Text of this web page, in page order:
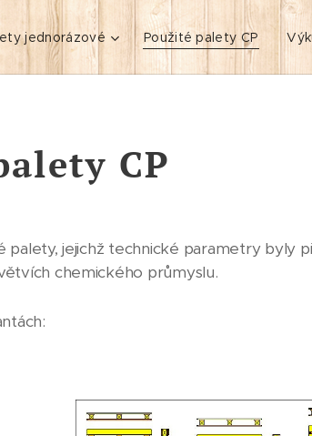
jednorázové Použité palety CP
CP
palety, jejichž technické parametry byly
chemického průmyslu.